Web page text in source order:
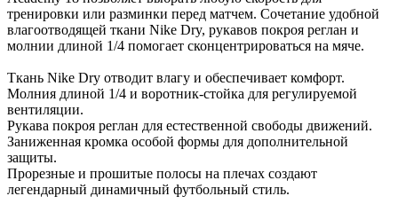
тренировки или разминки перед матчем. Сочетание удобной
влагоотводящей ткани Nike Dry, рукавов покроя реглан и
молнии длиной 1/4 помогает сконцентрироваться на мяче.
Ткань Nike Dry отводит влагу и обеспечивает комфорт.
Молния длиной 1/4 и воротник-стойка для регулируемой
вентиляции.
Рукава покроя реглан для естественной свободы движений.
Заниженная кромка особой формы для дополнительной
защиты.
Прорезные и прошитые полосы на плечах создают
легендарный динамичный футбольный стиль.